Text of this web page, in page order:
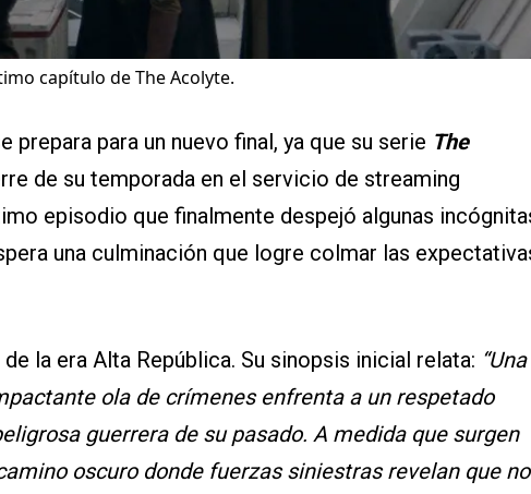
capítulo de The Acolyte.
prepara para un nuevo final, ya que su serie The
de su temporada en el servicio de streaming
episodio que finalmente despejó algunas
una culminación que logre colmar las
la era Alta República. Su sinopsis inicial relata: “Una
ola de crímenes enfrenta a un respetado
guerrera de su pasado. A medida que surgen
oscuro donde fuerzas siniestras revelan que no